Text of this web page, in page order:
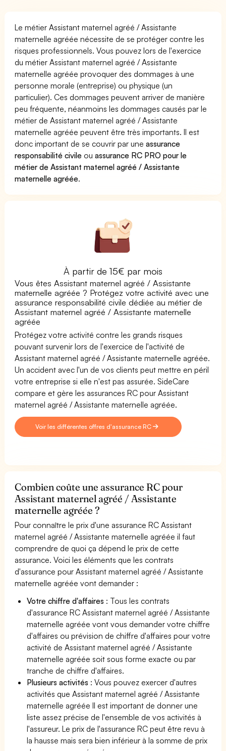
Le métier Assistant maternel agréé / Assistante
maternelle agréée nécessite de se protéger contre les
risques professionnels. Vous pouvez lors de l'exercice
du métier Assistant maternel agréé / Assistante
maternelle agréée provoquer des dommages à une
personne morale (entreprise) ou physique (un
particulier). Ces dommages peuvent arriver de manière
peu fréquente, néanmoins les dommages causés par le
métier de Assistant maternel agréé / Assistante
maternelle agréée peuvent être très importants. Il est
donc important de se couvrir par uneassurance
responsabilité civile ouassurance RC PRO pour le
métier de Assistant maternel agréé / Assistante
maternelle agréée.
À partir de 15€ par mois
Vous êtes Assistant maternel agréé / Assistante
maternelle agréée ? Protégez votre activité avec une
assurance responsabilité civile dédiée au métier de
Assistant maternel agréé / Assistante maternelle
agréée
Protégez votre activité contre les grands risques
pouvant survenir lors de l'exercice de l'activité de
Assistant maternel agréé / Assistante maternelle agréée.
Un accident avec l'un de vos clients peut mettre en péril
votre entreprise si elle n'est pas assurée. SideCare
compare et gère les assurances RC pour Assistant
maternel agréé / Assistante maternelle agréée.
Voir les différentes offres d'assurance RC
Combien coûte une assurance RC pour
Assistant maternel agréé / Assistante
maternelle agréée ?
Pour connaître le prix d'une assurance RC Assistant
maternel agréé / Assistante maternelle agréée il faut
comprendre de quoi ça dépend le prix de cette
assurance. Voici les éléments que les contrats
d'assurance pour Assistant maternel agréé / Assistante
maternelle agréée vont demander :
Votre chiffre d'affaires : Tous les contrats
d'assurance RC Assistant maternel agréé / Assistante
maternelle agréée vont vous demander votre chiffre
d'affaires ou prévision de chiffre d'affaires pour votre
activité de Assistant maternel agréé / Assistante
maternelle agréée soit sous forme exacte ou par
tranche de chiffre d'affaires.
Plusieurs activités : Vous pouvez exercer d'autres
activités que Assistant maternel agréé / Assistante
maternelle agréée Il est important de donner une
liste assez précise de l'ensemble de vos activités à
l'assureur. Le prix de l'assurance RC peut être revu à
la hausse mais sera bien inférieur à la somme de prix